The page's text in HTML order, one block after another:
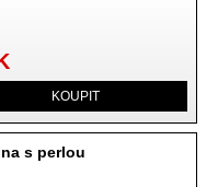
s perlou